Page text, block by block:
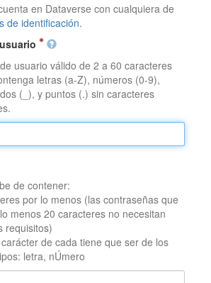
en Dataverse con cualquiera de
de identificación.
usuario válido de 2 a 60 caracteres
letras (a-Z), números (0-9),
(_), y puntos (.) sin caracteres
de contener:
por lo menos (las contraseñas que
menos 20 caracteres no necesitan
requisitos)
de cada tiene que ser de los
letra, nÚmero